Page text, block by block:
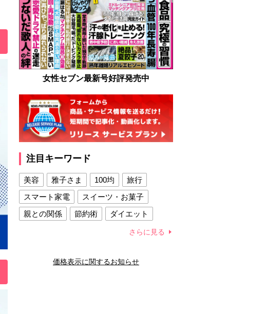
女性セブン最新号好評発売中
注目キーワード
美容 雅子さま 100均
旅行
スマート家電
スイーツ・お菓子
親との関係
節約術
ダイエット
夫との関係
新津春子 どか食い
さらに見る
価格表示に関するお知らせ